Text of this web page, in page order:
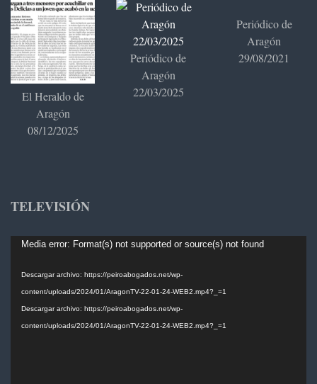
El Heraldo de
Aragón
08/12/2025
Periódico de
Aragón
22/03/2025
Periódico de
Aragón
29/08/2021
TELEVISIÓN
Reproductor
vídeo
Media error: Format(s) not supported or source(s) not found
Descargar archivo: https://peiroabogados.net/wp-
content/uploads/2024/01/AragonTV-22-01-24-WEB2.mp4?_=1
Descargar archivo: https://peiroabogados.net/wp-
content/uploads/2024/01/AragonTV-22-01-24-WEB2.mp4?_=1